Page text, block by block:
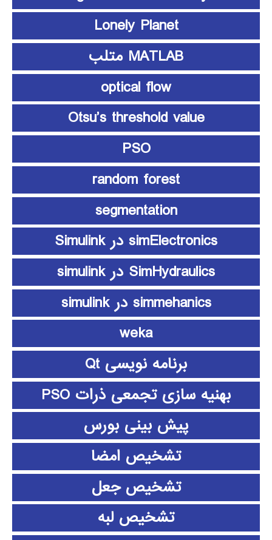
Lonely Planet
MATLAB متلب
optical flow
Otsu’s threshold value
PSO
random forest
segmentation
simElectronics در Simulink
SimHydraulics در simulink
simmehanics در simulink
weka
برنامه نویسی Qt
بهنیه سازی تجمعی ذرات PSO
پیش بینی بورس
تشخیص امضا
تشخیص جعل
تشخیص لبه